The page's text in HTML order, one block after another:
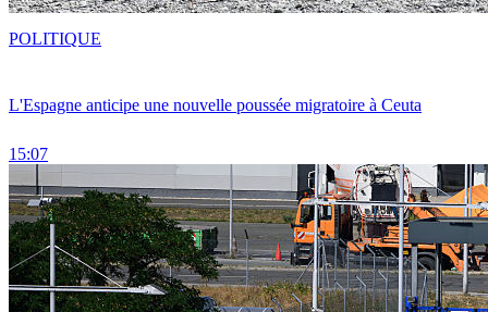
L'Espagne anticipe une nouvelle poussée migratoire à Ceuta
15:07
POLITIQUE